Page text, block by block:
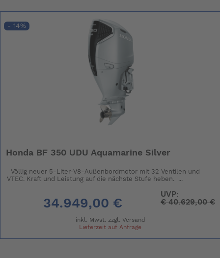
- 14%
Honda BF 350 UDU Aquamarine Silver
Völlig neuer 5-Liter-V8-Außenbordmotor mit 32 Ventilen und
VTEC. Kraft und Leistung auf die nächste Stufe heben. ...
34.949,00 €
UVP:
€40.629,00 €
inkl. Mwst. zzgl. Versand
Lieferzeit auf Anfrage